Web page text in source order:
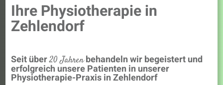
Ihre Physiotherapie in
Zehlendorf
Seit über20 Jahrenbehandeln wir begeistert und
erfolgreich unsere Patienten in unserer
Physiotherapie-Praxis in Zehlendorf